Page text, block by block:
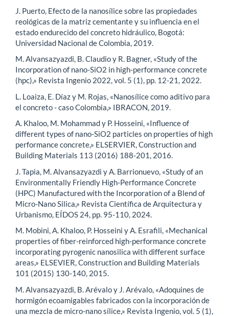
J. Puerto, Efecto de la nanosílice sobre las propiedades
reológicas de la matriz cementante y su influencia en el
estado endurecido del concreto hidráulico, Bogotá:
Universidad Nacional de Colombia, 2019.
M. Alvansazyazdi, B. Claudio y R. Bagner, «Study of the
Incorporation of nano-SiO2 in high-performance concrete
(hpc),» Revista Ingenio 2022, vol. 5 (1), pp. 12-21, 2022.
L. Loaiza, E. Díaz y M. Rojas, «Nanosílice como aditivo para
el concreto - caso Colombia,» IBRACON, 2019.
A. Khaloo, M. Mohammad y P. Hosseini, «Influence of
different types of nano-SiO2 particles on properties of high
performance concrete,» ELSERVIER, Construction and
Building Materials 113 (2016) 188-201, 2016.
J. Tapia, M. Alvansazyazdi y A. Barrionuevo, «Study of an
Environmentally Friendly High-Performance Concrete
(HPC) Manufactured with the Incorporation of a Blend of
Micro-Nano Silica,» Revista Científica de Arquitectura y
Urbanismo, EÍDOS 24, pp. 95-110, 2024.
M. Mobini, A. Khaloo, P. Hosseini y A. Esrafili, «Mechanical
properties of fiber-reinforced high-performance concrete
incorporating pyrogenic nanosilica with different surface
areas,» ELSEVIER, Construction and Building Materials
101 (2015) 130-140, 2015.
M. Alvansazyazdi, B. Arévalo y J. Arévalo, «Adoquines de
hormigón ecoamigables fabricados con la incorporación de
una mezcla de micro-nano sílice,» Revista Ingenio, vol. 5 (1),